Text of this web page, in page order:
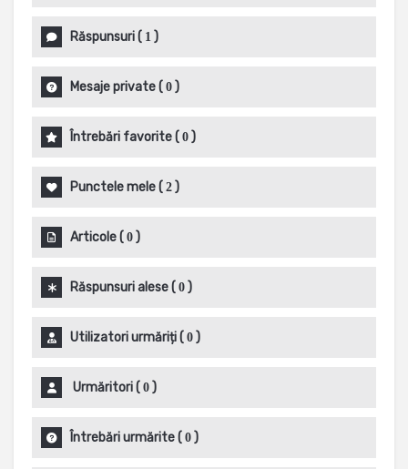
Răspunsuri( 1 )
Mesaje private( 0 )
Întrebări favorite( 0 )
Punctele mele( 2 )
Articole( 0 )
Răspunsuri alese( 0 )
Utilizatori urmăriți( 0 )
Urmăritori( 0 )
Întrebări urmărite( 0 )